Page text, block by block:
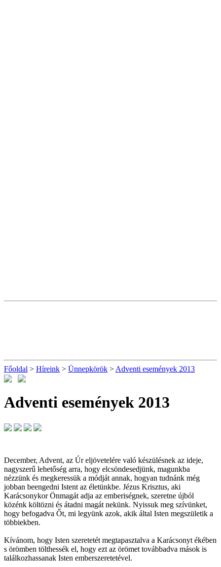
Főoldal > Híreink > Ünnepkörök > Adventi események 2013
Adventi események 2013
December, Advent, az Úr eljövetelére való készülésnek az ideje,
nagyszerű lehetőség arra, hogy elcsöndesedjünk, magunkba
nézzünk és megkeressük a módját annak, hogyan tudnánk még
jobban beengedni Istent az életünkbe. Jézus Krisztus, aki
Karácsonykor Önmagát adja az emberiségnek, szeretne újból
közénk költözni és átadni magát nekünk. Nyissuk meg szívünket,
hogy befogadva Őt, mi legyünk azok, akik által Isten megszületik a
többiekben.
Kívánom, hogy Isten szeretetét megtapasztalva a Karácsonyt ékében
s örömben tölthessék el, hogy ezt az örömet továbbadva mások is
találkozhassanak Isten emberszeretetével.